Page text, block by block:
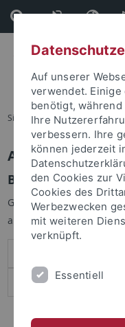
Direkt
zum
Inhalt
Direkt
zur
Fußleiste
Sie sind hier: Startseite
Anmelden
Geben Sie Ihren
anzumelden:
Auf unserer
verwendet.
benötigt,
Ihre
verbessern. Ihre
können jederzeit
den Cookies zur
Cookies des
Werbezwecken
mit weiteren
verknüpft.
Essentiell